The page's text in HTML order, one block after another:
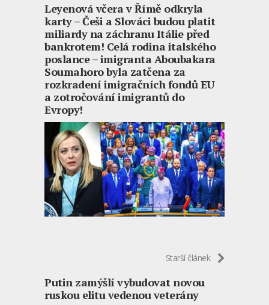
Leyenová včera v Římě odkryla
karty – Češi a Slováci budou platit
miliardy na záchranu Itálie před
bankrotem! Celá rodina italského
poslance – imigranta Aboubakara
Soumahoro byla zatčena za
rozkradení imigračních fondů EU
a zotročování imigrantů do
Evropy!
Starší článek
Putin zamýšlí vybudovat novou
ruskou elitu vedenou veterány